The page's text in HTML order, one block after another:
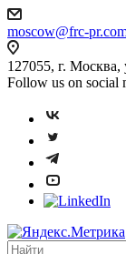
moscow@frc-
127055, г. Москва,
Follow us on social